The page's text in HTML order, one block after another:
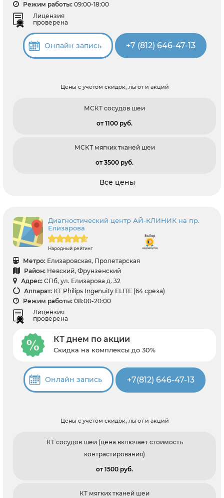
Режим работы: 09:00-18:00
Лицензия
проверена
Онлайн запись +7 (812) 646-47-13
Цены с учетом скидок, льгот и акций
МСКТ сосудов шеи
от 1100 pуб.
МСКТ мягких тканей шеи
от 3500 pуб.
Все цены
Диагностический центр АЙ-КЛИНИК на пр.
Елизарова
Народный рейтинг
Метро: Елизаровская, Пролетарская
Район: Невский, Фрунзенский
Адрес: СПб, ул. Елизарова д. 32
Аппарат: КТ Philips Ingenuity ELITE (64 среза)
Режим работы: 08:00-20:00
Лицензия
проверена
КТ днем по акции
Скидка на комплексы до 30%
Онлайн запись +7(812) 646-47-13
Цены с учетом скидок, льгот и акций
КТ сосудов шеи (цена включает стоимость
контрастирования)
от 1500 pуб.
КТ мягких тканей шеи